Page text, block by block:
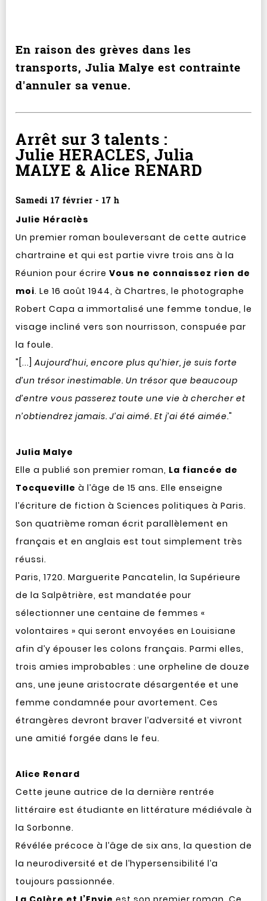
En raison des grèves dans les
transports, Julia Malye est contrainte
d'annuler sa venue.
Arrêt sur 3 talents :
Julie HERACLES, Julia
MALYE & Alice RENARD
Samedi 17 février - 17 h
Julie Héraclès
Un premier roman bouleversant de cette autrice
chartraine et qui est partie vivre trois ans à la
Réunion pour écrire Vous ne connaissez rien de
moi. Le 16 août 1944, à Chartres, le photographe
Robert Capa a immortalisé une femme tondue, le
visage incliné vers son nourrisson, conspuée par
la foule.
"[...]Aujourd’hui, encore plus qu’hier, je suis forte
d’un trésor inestimable. Un trésor que beaucoup
d’entre vous passerez toute une vie à chercher et
n’obtiendrez jamais. J’ai aimé. Et j’ai été aimée."
Julia Malye
Elle a publié son premier roman, La fiancée de
Tocqueville à l’âge de 15 ans. Elle enseigne
l’écriture de fiction à Sciences politiques à Paris.
Son quatrième roman écrit parallèlement en
français et en anglais est tout simplement très
réussi.
Paris, 1720. Marguerite Pancatelin, la Supérieure
de la Salpêtrière, est mandatée pour
sélectionner une centaine de femmes «
volontaires » qui seront envoyées en Louisiane
afin d’y épouser les colons français. Parmi elles,
trois amies improbables : une orpheline de douze
ans, une jeune aristocrate désargentée et une
femme condamnée pour avortement. Ces
étrangères devront braver l’adversité et vivront
une amitié forgée dans le feu.
Alice Renard
Cette jeune autrice de la dernière rentrée
littéraire est étudiante en littérature médiévale à
la Sorbonne.
Révélée précoce à l’âge de six ans, la question de
la neurodiversité et de l’hypersensibilité l’a
toujours passionnée.